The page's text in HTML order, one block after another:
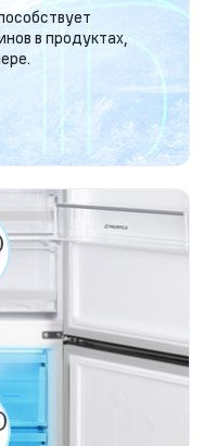
в продуктах,